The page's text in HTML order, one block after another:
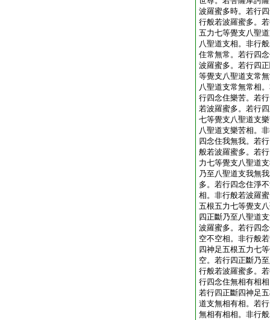
波羅蜜多時。若行
行般若波羅蜜多。
五力七等覺支八聖
八聖道支相。非行
住常無常。若行四
波羅蜜多。若行四
等覺支八聖道支常
八聖道支常無常相
行四念住樂苦。若
若波羅蜜多。若行
七等覺支八聖道支
八聖道支樂苦相。
四念住我無我。若
般若波羅蜜多。若
力七等覺支八聖道
乃至八聖道支我無
多。若行四念住淨
相。非行般若波羅
五根五力七等覺支
四正斷乃至八聖道
波羅蜜多。若行四
空不空相。非行般
四神足五根五力七
空。若行四正斷乃
行般若波羅蜜多。
行四念住無相有相
若行四正斷四神足
道支無相有相。若
無相有相相。非行